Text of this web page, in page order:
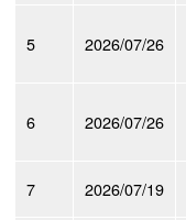
5 2026/07/26
6 2026/07/26
7 2026/07/19